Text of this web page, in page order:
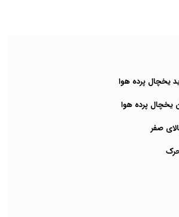
یخچال پرده هوا
یخچال پرده هوا
صفر